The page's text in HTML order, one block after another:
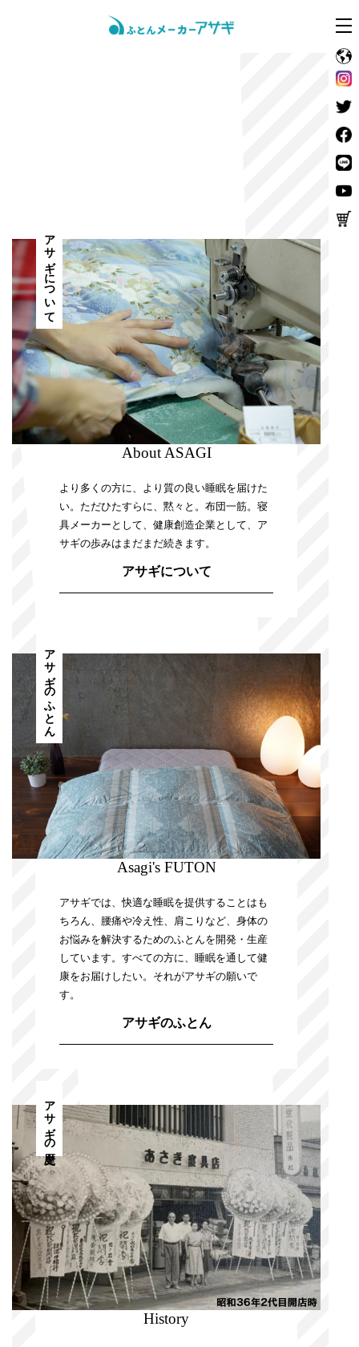
アサギについて
About ASAGI
より多くの方に、より質の良い睡眠を届けた
い。ただひたすらに、黙々と。布団一筋。寝
具メーカーとして、健康創造企業として、ア
サギの歩みはまだまだ続きます。
アサギについて
アサギのふとん
Asagi's FUTON
アサギでは、快適な睡眠を提供することはも
ちろん、腰痛や冷え性、肩こりなど、身体の
お悩みを解決するためのふとんを開発・生産
しています。すべての方に、睡眠を通して健
康をお届けしたい。それがアサギの願いで
す。
アサギのふとん
アサギの歴史
History